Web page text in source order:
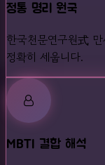
정통 명리 원국
한국천문연구원式
정확히 세웁니다.
MBTI 결합 해석